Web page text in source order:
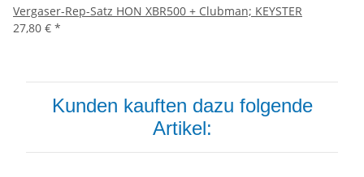
Vergaser-Rep-Satz HON XBR500 + Clubman; KEYSTER
27,80 € *
Kunden kauften dazu folgende
Artikel: